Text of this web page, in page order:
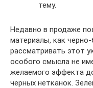
тему.
Недавно в продаже
материалы, как
рассматривать этот
особого смысла не
желаемого эффекта
черных нетканок.